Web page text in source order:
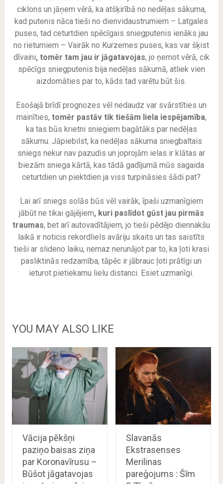
ciklons un jāņem vērā, ka atšķirībā no nedēļas sākuma,
kad putenis nāca tieši no dienvidaustrumiem – Latgales
puses, tad ceturtdien spēcīgais sniegputenis ienāks jau
no rietumiem – Vairāk no Kurzemes puses, kas var šķist
dīvaini, tomēr tam jau ir jāgatavojas, jo ņemot vērā, cik
spēcīgs sniegputenis bija nedēļas sākumā, atliek vien
aizdomāties par to, kāds tad varētu būt šis.
Esošajā brīdī prognozes vēl nedaudz var svārstīties un
mainīties, tomēr pastāv tik tiešām liela iespējamība,
ka tas būs krietni sniegiem bagātāks par nedēļas
sākumu. Jāpiebilst, ka nedēļas sākuma sniegbaltais
sniegs nekur nav pazudis un joprojām ielas ir klātas ar
biezām sniega kārtā, kas tādā gadījumā mūs sagaida
ceturtdien un piektdien ja viss turpināsies šādi pat?
Lai arī sniegs solās būs vēl vairāk, īpaši uzmanīgiem
jābūt ne tikai gājējiem, kuri paslīdot gūst jau pirmās
traumas, bet arī autovadītājiem, jo tieši pēdējo diennakšu
laikā ir noticis rekordliels avāriju skaits un tas saistīts
tieši ar slideno laiku, nemaz nerunājot par to, ka ļoti krasi
pasliktinās redzamība, tāpēc ir jābrauc ļoti prātīgi un
ieturot pietiekamu lielu distanci. Esiet uzmanīgi.
YOU MAY ALSO LIKE
Vācija pēkšņi
paziņo baisas ziņa
par Koronavīrusu –
Būšot jāgatavojas
Slavanās
Ekstrasenses
Merilinas
pareģojums : Šīm